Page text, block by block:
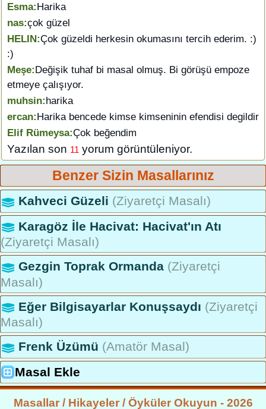
Esma:Harika
nas:çok güzel
HELIN:Çok güzeldi herkesin okumasını tercih ederim. :)
:)
Meşe:Değişik tuhaf bi masal olmuş. Bi görüşü empoze
etmeye çalışıyor.
muhsin:harika
ercan:Harika bencede kimse kimseninin efendisi degildir
Elif Rümeysa:Çok beğendim
Yazılan son 11 yorum görüntüleniyor.
Benzer Sizin Masallarınız
Kahveci Güzeli (Ziyaretçi Masalı)
Karagöz İle Hacivat: Hacivat'ın Atı
(Ziyaretçi Masalı)
Gezgin Toprak Ormanda (Ziyaretçi
Masalı)
Eğer Bilgisayarlar Konuşsaydı (Ziyaretçi
Masalı)
Frenk Üzümü (Amatör Masal)
Masal Ekle
Masallar / Hikayeler / Öyküler Okuyun - 2026